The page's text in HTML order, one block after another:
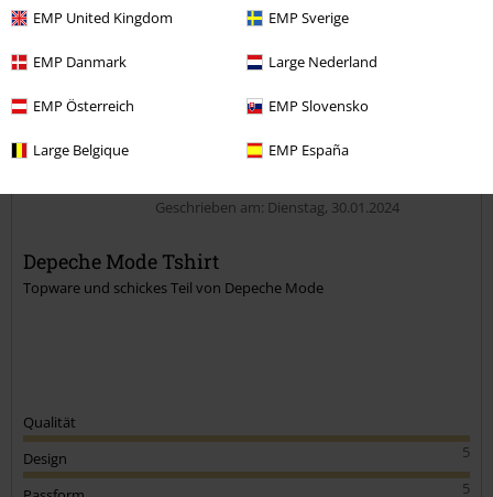
EMP United Kingdom EMP Sverige
EMP Danmark Large Nederland
EMP Österreich EMP Slovensko
Large Belgique EMP España
Kommentieren
Kommentar jetzt abschicken!
Geschrieben am: Dienstag, 30.01.2024
Depeche Mode Tshirt
Topware und schickes Teil von Depeche Mode
Qualität
5
Design
5